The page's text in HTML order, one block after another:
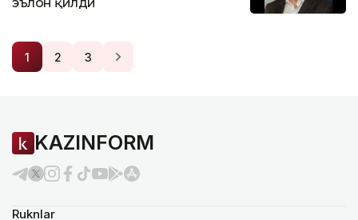
1 2 3
KAZINFORM
Ruknlar